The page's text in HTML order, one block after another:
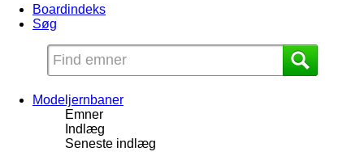
Boardindeks
Søg
Modeljernbaner
Emner
Indlæg
Seneste indlæg